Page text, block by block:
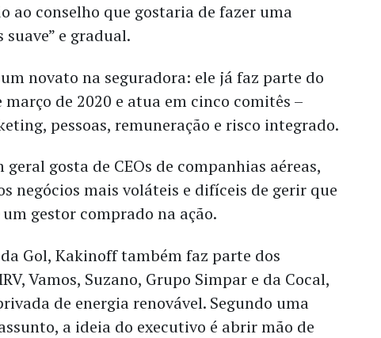
ao conselho que gostaria de fazer uma
e gradual.
novato na seguradora: ele já faz parte do
março de 2020 e atua em cinco comitês –
pessoas, remuneração e risco integrado.
geral gosta de CEOs de companhias aéreas,
negócios mais voláteis e difíceis de gerir que
um gestor comprado na ação.
da Gol, Kakinoff também faz parte dos
Vamos, Suzano, Grupo Simpar e da Cocal,
de energia renovável. Segundo uma
a ideia do executivo é abrir mão de